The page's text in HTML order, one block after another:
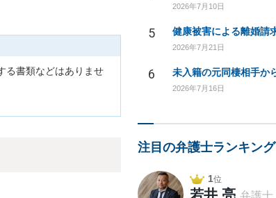
る書類などはありませ
2026年7月10日
5
2026年7月21日
6
2026年7月16日
注目の弁護士ランキング
1位
若井 亮 弁護士